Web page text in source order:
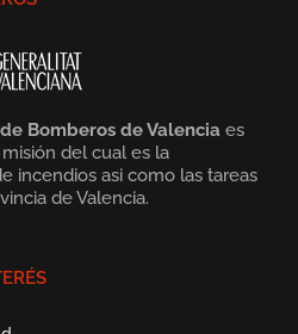
Bomberos de Valencia es
del cual es la
incendios asi como las tareas
de Valencia.